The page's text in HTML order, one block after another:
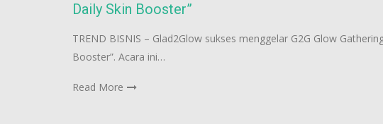
Daily Skin Booster”
TREND BISNIS – Glad2Glow sukses menggelar G2G Glow
Booster”. Acara ini…
Read More